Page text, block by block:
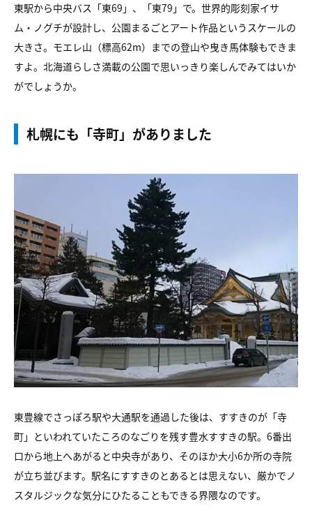
東駅から中央バス「東69」、「東79」で。世界的彫刻家イサ
ム・ノグチが設計し、公園まるごとアート作品というスケールの
大きさ。モエレ山（標高62m）までの登山や曳き馬体験もできま
すよ。北海道らしさ満載の公園で思いっきり楽しんでみてはいか
がでしょうか。
札幌にも「寺町」がありました
東豊線でさっぽろ駅や大通駅を通過した後は、すすきのが「寺
町」といわれていたころのなごりを残す豊水すすきの駅。6番出
口から地上へあがると中央寺があり、そのほか大小6か所の寺院
が立ち並びます。駅名にすすきのとあるとは思えない、厳かでノ
スタルジックな気分にひたることもできる界隈なのです。